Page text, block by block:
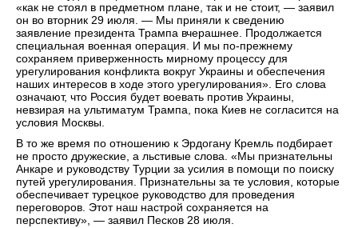
«как не стоял в предметном плане, так и не стоит, — заявил
он во вторник 29 июля. — Мы приняли к сведению
заявление президента Трампа вчерашнее. Продолжается
специальная военная операция. И мы по-прежнему
сохраняем приверженность мирному процессу для
урегулирования конфликта вокруг Украины и обеспечения
наших интересов в ходе этого урегулирования». Его слова
означают, что Россия будет воевать против Украины,
невзирая на ультиматум Трампа, пока Киев не согласится на
условия Москвы.
В то же время по отношению к Эрдогану Кремль подбирает
не просто дружеские, а льстивые слова. «Мы признательны
Анкаре и руководству Турции за усилия в помощи по поиску
путей урегулирования. Признательны за те условия, которые
обеспечивает турецкое руководство для проведения
переговоров. Этот наш настрой сохраняется на
перспективу», — заявил Песков 28 июля.